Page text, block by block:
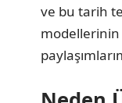
ve bu tarih